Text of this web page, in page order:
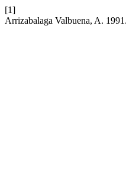
[1]
Arrizabalaga Valbuena, A.